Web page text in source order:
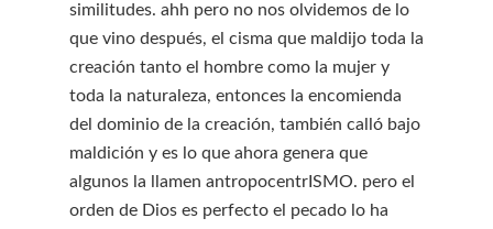
similitudes. ahh pero no nos olvidemos de lo
que vino después, el cisma que maldijo toda la
creación tanto el hombre como la mujer y
toda la naturaleza, entonces la encomienda
del dominio de la creación, también calló bajo
maldición y es lo que ahora genera que
algunos la llamen antropocentrISMO. pero el
orden de Dios es perfecto el pecado lo ha